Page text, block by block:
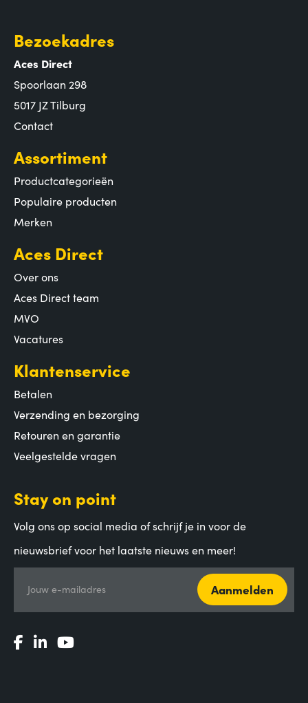
Bezoekadres
Aces Direct
Spoorlaan 298
5017 JZ Tilburg
Contact
Assortiment
Productcategorieën
Populaire producten
Merken
Aces Direct
Over ons
Aces Direct team
MVO
Vacatures
Klantenservice
Betalen
Verzending en bezorging
Retouren en garantie
Veelgestelde vragen
Stay on point
Volg ons op social media of schrijf je in voor de
nieuwsbrief voor het laatste nieuws en meer!
Jouw e-mailadres Aanmelden